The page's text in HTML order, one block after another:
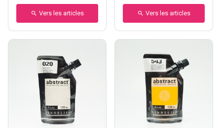
Vers les articles Vers les articles